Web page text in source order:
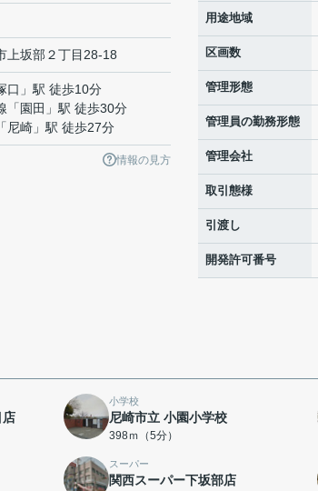
上坂部２丁目28-18
口 」駅 徒歩10分
「 園田 」駅 徒歩30分
「 尼崎 」駅 徒歩27分
情報の見方
用途地域
区画数
管理形態
管理員の勤務形態
管理会社
取引態様
引渡し
開発許可番号
店
小学校
尼崎市立 小園小学校
398ｍ（5分）
スーパー
関西スーパー下坂部店